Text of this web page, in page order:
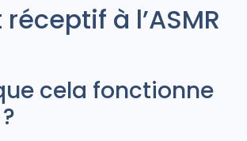
à l’ASMR
cela fonctionne